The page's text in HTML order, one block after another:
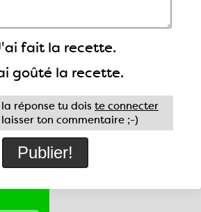
fait la recette.
goûté la recette.
réponse tu dois te connecter
ton commentaire ;-)